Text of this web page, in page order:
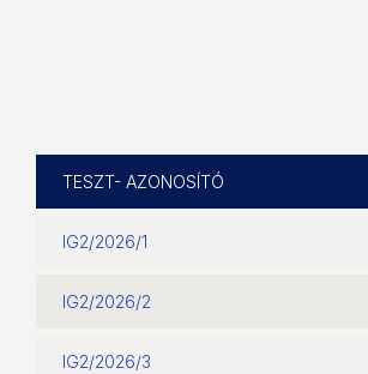
TESZT- AZONOSÍTÓ
IG2/2026/1
IG2/2026/2
IG2/2026/3